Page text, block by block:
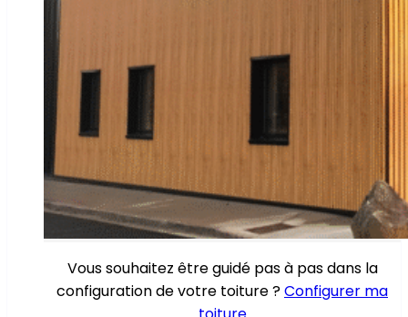
Vous souhaitez être guidé pas à pas dans la
configuration de votre toiture ?Configurer ma